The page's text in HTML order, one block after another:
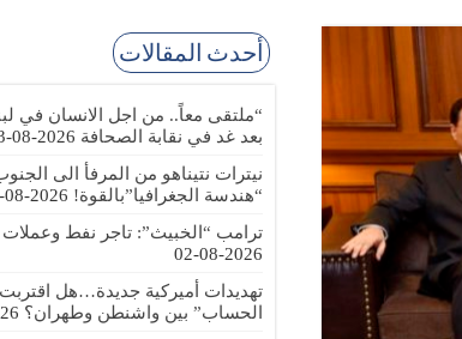
أحدث المقالات
“ملتقى معاً.. من اجل الانسان في
بعد غد في نقابة الصحافة 2026-08-03
نيترات نتيناهو من المرفأ الى
“هندسة الجغرافيا”بالقوة! 2026-08-03
ترامب “الخبيث”: تاجر نفط
2026-08-02
تهديدات أميركية جديدة…هل
الحساب” بين واشنطن وطهران؟ 01